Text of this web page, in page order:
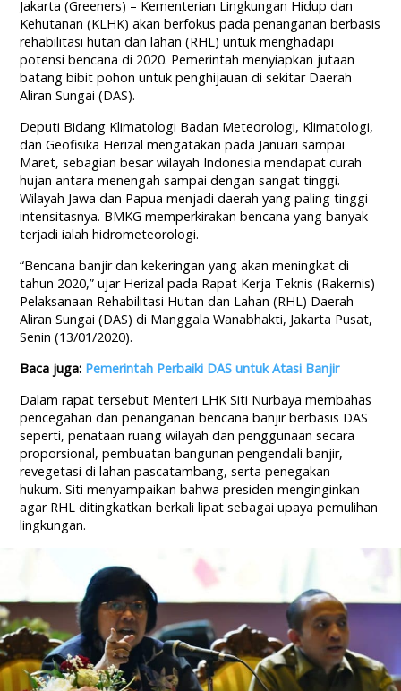
Jakarta (Greeners) – Kementerian Lingkungan Hidup dan
Kehutanan (KLHK) akan berfokus pada penanganan berbasis
rehabilitasi hutan dan lahan (RHL) untuk menghadapi
potensi bencana di 2020. Pemerintah menyiapkan jutaan
batang bibit pohon untuk penghijauan di sekitar Daerah
Aliran Sungai (DAS).
Deputi Bidang Klimatologi Badan Meteorologi, Klimatologi,
dan Geofisika Herizal mengatakan pada Januari sampai
Maret, sebagian besar wilayah Indonesia mendapat curah
hujan antara menengah sampai dengan sangat tinggi.
Wilayah Jawa dan Papua menjadi daerah yang paling tinggi
intensitasnya. BMKG memperkirakan bencana yang banyak
terjadi ialah hidrometeorologi.
“Bencana banjir dan kekeringan yang akan meningkat di
tahun 2020,” ujar Herizal pada Rapat Kerja Teknis (Rakernis)
Pelaksanaan Rehabilitasi Hutan dan Lahan (RHL) Daerah
Aliran Sungai (DAS) di Manggala Wanabhakti, Jakarta Pusat,
Senin (13/01/2020).
Baca juga: Pemerintah Perbaiki DAS untuk Atasi Banjir
Dalam rapat tersebut Menteri LHK Siti Nurbaya membahas
pencegahan dan penanganan bencana banjir berbasis DAS
seperti, penataan ruang wilayah dan penggunaan secara
proporsional, pembuatan bangunan pengendali banjir,
revegetasi di lahan pascatambang, serta penegakan
hukum. Siti menyampaikan bahwa presiden menginginkan
agar RHL ditingkatkan berkali lipat sebagai upaya pemulihan
lingkungan.